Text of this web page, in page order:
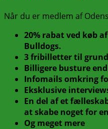
Når du er medlem af
20% rabat ved køb
Bulldogs.
3 fribilletter til
Billigere busture
Infomails omkring
Eksklusive
En del af et
at skabe noget for
Og meget mere